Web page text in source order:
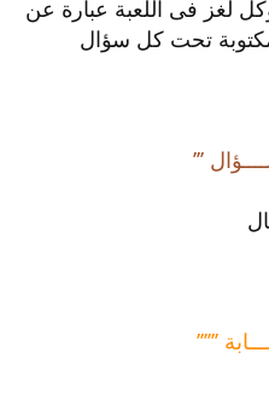
لغز فى اللعبة عبارة عن
تحت كل سؤال
’’’
’’’’’’